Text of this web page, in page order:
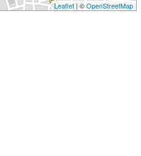
Leaflet| ©OpenStreetMap